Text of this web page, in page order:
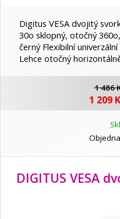
Digitus VESA dvojitý
30o sklopný, otočný
černý Flexibilní
Lehce otočný
1 486
1 209